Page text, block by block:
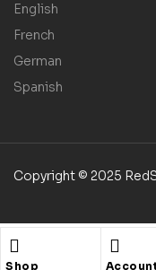
Shop
English
French
German
Spanish
Copyright © 2025